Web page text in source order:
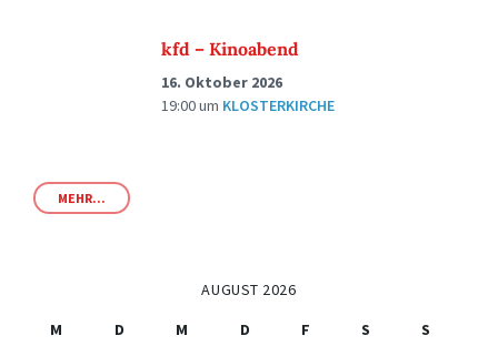
kfd – Kinoabend
16. Oktober 2026
19:00um KLOSTERKIRCHE
MEHR...
AUGUST 2026
M
D M D F S
S